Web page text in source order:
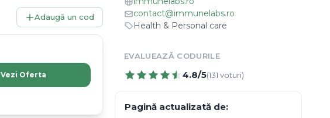
Adaugă un cod
Vezi Oferta
contact@immunelabs.ro
Health & Personal care
EVALUEAZĂ CODURILE
4.8/5(131 voturi)
Pagină actualizată de: